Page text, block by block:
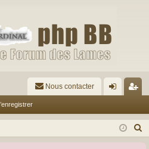
Nous contacter
ne nr